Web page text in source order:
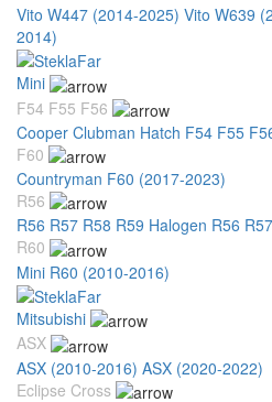
Vito W447 (2014-2025) Vito W639
2014)
Mini
F54 F55 F56
Cooper Clubman Hatch F54 F55
F60
Countryman F60 (2017-2023)
R56
R56 R57 R58 R59 Halogen R56
R60
Mini R60 (2010-2016)
Mitsubishi
ASX
ASX (2010-2016) ASX (2020-2022)
Eclipse Cross